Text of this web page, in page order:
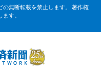
無断転載を禁止します。 著作権
す。